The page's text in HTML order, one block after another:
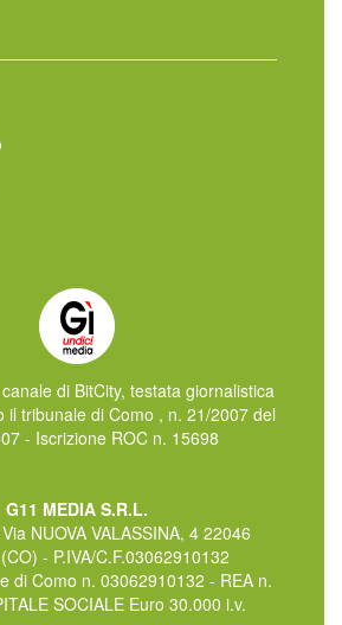
di BitCity, testata giornalistica
il tribunale di Como , n. 21/2007 del
- Iscrizione ROC n. 15698
G11 MEDIA S.R.L.
NUOVA VALASSINA, 4 22046
- P.IVA/C.F.03062910132
di Como n. 03062910132 - REA n.
SOCIALE Euro 30.000 i.v.